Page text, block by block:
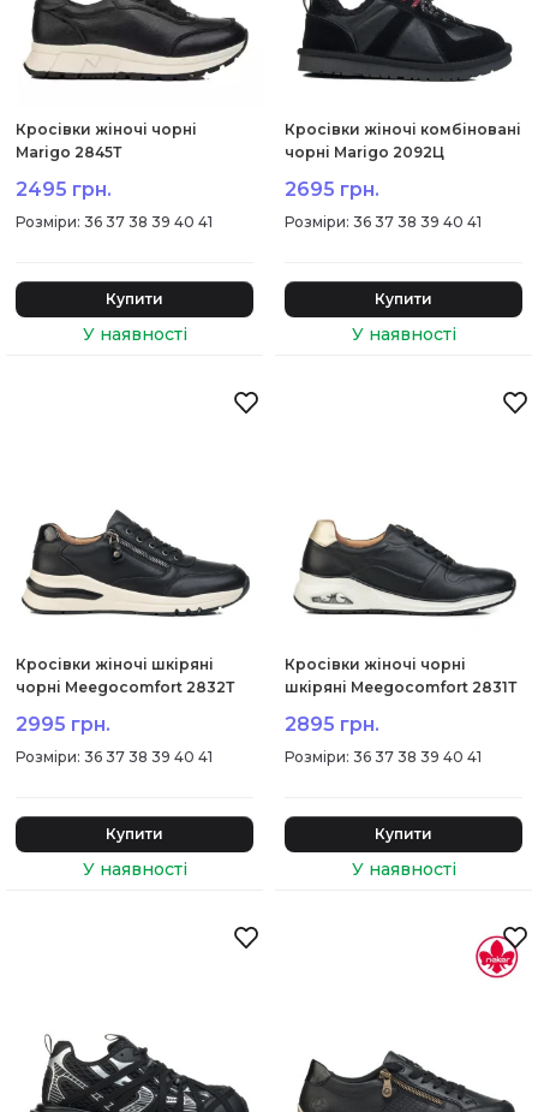
Кросівки жіночі чорні
Marigo 2845Т
2495 грн.
: 36 37 38 39 40 41
Купити
Кросівки жіночі комбіновані
чорні Marigo 2092Ц
2695 грн.
: 36 37 38 39 40 41
Купити
Кросівки жіночі шкіряні
чорні Meegocomfort 2832Т
2995 грн.
: 36 37 38 39 40 41
Купити
Кросівки жіночі чорні
шкіряні Meegocomfort 2831Т
2895 грн.
: 36 37 38 39 40 41
Купити